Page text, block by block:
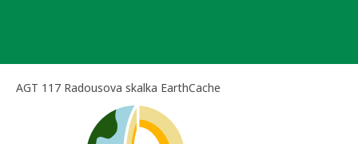
AGT 117 Radousova skalka EarthCache